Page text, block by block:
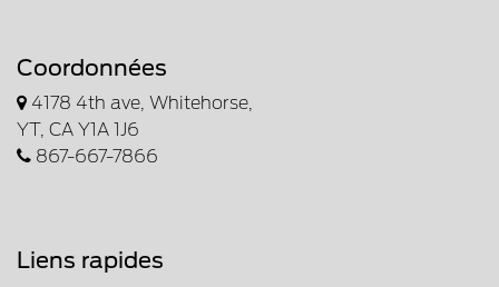
Coordonnées
4178 4th ave, Whitehorse,
YT, CA Y1A 1J6
867-667-7866
Liens rapides